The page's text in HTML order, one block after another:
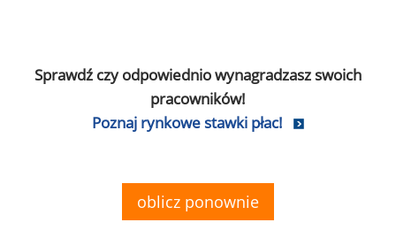
Sprawdź czy odpowiednio wynagradzasz swoich
pracowników!
Poznaj rynkowe stawki płac!
oblicz ponownie